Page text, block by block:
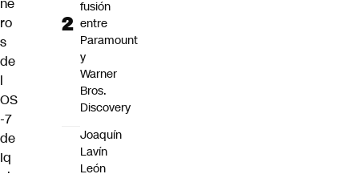
ro
s
de
l
OS
-7
de
Iq
fusión
entre
Paramount
y
Warner
Bros.
Discovery
Joaquín
Lavín
León